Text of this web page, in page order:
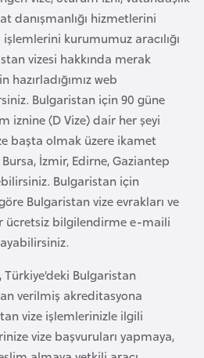
danışmanlığı hizmetlerini
kurumumuz aracılığı
vizesi hakkında merak
web
Bulgaristan için 90 güne
iznine (D Vize) dair her şeyi
başta olmak üzere ikamet
İzmir, Edirne, Gaziantep
Bulgaristan için
Bulgaristan vize evrakları ve
ücretsiz bilgilendirme e-maili
Bulgaristan
verilmiş akreditasyona
vize işlemlerinizle ilgili
vize başvuruları yapmaya,